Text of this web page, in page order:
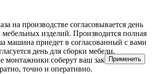
Применить
на производстве согласовывается день
мебельных изделий. Производится полная
машина приедет в согласованный с вами
день для сборки мебели.
монтажники соберут ваш заказ
точно и оперативно.